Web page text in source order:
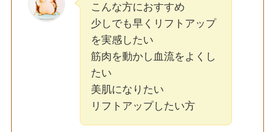
こんな方におすすめ
少しでも早くリフトアップ
を実感したい
筋肉を動かし血流をよくし
たい
美肌になりたい
リフトアップしたい方